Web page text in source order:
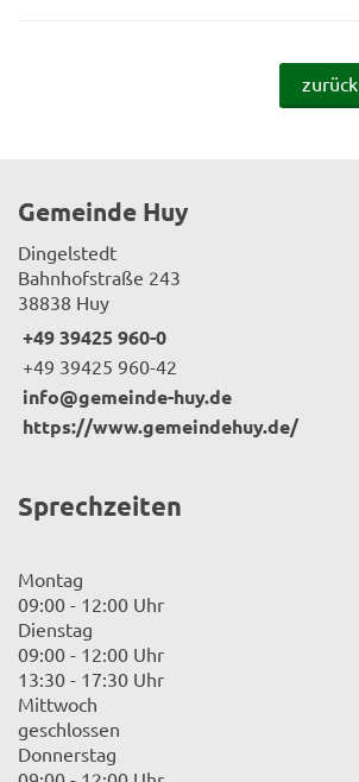
zurück
Gemeinde Huy
Dingelstedt
Bahnhofstraße 243
38838 Huy
+49 39425 960-0
+49 39425 960-42
info@gemeinde-huy.de
https://www.gemeindehuy.de/
Sprechzeiten
Montag
09:00 - 12:00 Uhr
Dienstag
09:00 - 12:00 Uhr
13:30 - 17:30 Uhr
Mittwoch
geschlossen
Donnerstag